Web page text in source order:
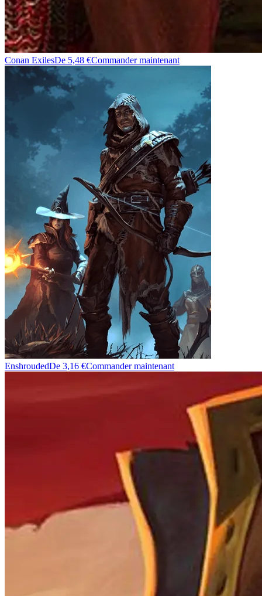
Conan ExilesDe 5,48 €Commander maintenant
EnshroudedDe 3,16 €Commander maintenant